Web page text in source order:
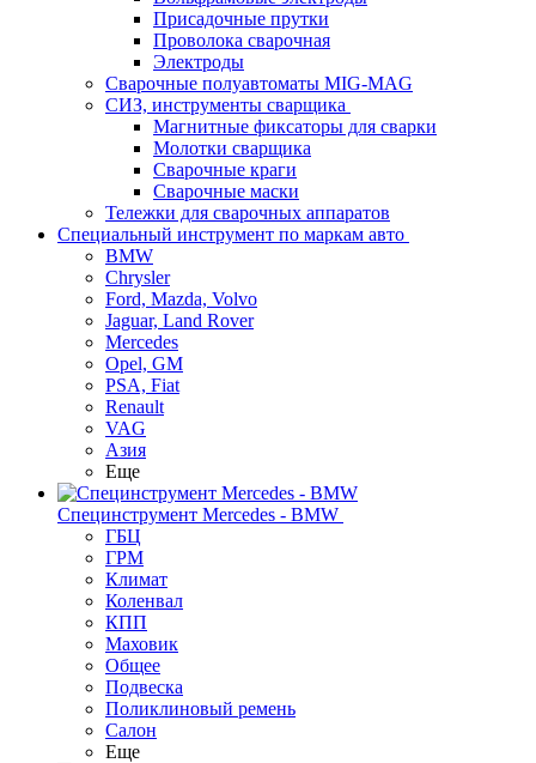
Присадочные прутки
Проволока сварочная
Электроды
Сварочные полуавтоматы MIG-MAG
СИЗ, инструменты сварщика
Магнитные фиксаторы для сварки
Молотки сварщика
Сварочные краги
Сварочные маски
Тележки для сварочных аппаратов
Специальный инструмент по маркам авто
BMW
Chrysler
Ford, Mazda, Volvo
Jaguar, Land Rover
Mercedes
Opel, GM
PSA, Fiat
Renault
VAG
Азия
Еще
Специнструмент Mercedes - BMW
ГБЦ
ГРМ
Климат
Коленвал
КПП
Маховик
Общее
Подвеска
Поликлиновый ремень
Салон
Еще